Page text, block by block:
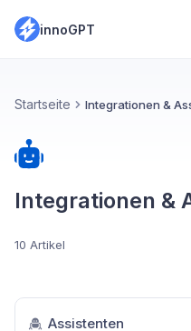
innoGPT
Startseite Integrationen &
Integrationen &
10 Artikel
Assistenten